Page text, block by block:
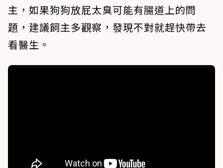
主，如果狗狗放屁太臭可能有腸道上的問
題，建議飼主多觀察，發現不對就趕快帶去
看醫生。